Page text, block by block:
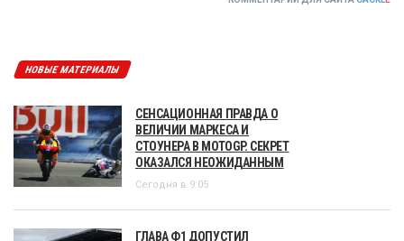
НОВЫЕ МАТЕРИАЛЫ
СЕНСАЦИОННАЯ ПРАВДА О
ВЕЛИЧИИ МАРКЕСА И
СТОУНЕРА В MOTOGP. СЕКРЕТ
ОКАЗАЛСЯ НЕОЖИДАННЫМ
Сегодня в 9:05
ГЛАВА Ф1 ДОПУСТИЛ